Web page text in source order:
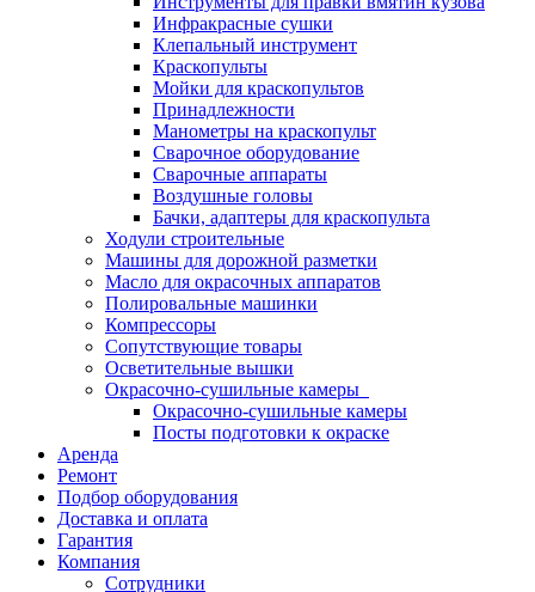
Инфракрасные сушки
Клепальный инструмент
Краскопульты
Мойки для краскопультов
Принадлежности
Манометры на краскопульт
Сварочное оборудование
Сварочные аппараты
Воздушные головы
Бачки, адаптеры для краскопульта
Ходули строительные
Машины для дорожной разметки
Масло для окрасочных аппаратов
Полировальные машинки
Компрессоры
Сопутствующие товары
Осветительные вышки
Окрасочно-сушильные камеры
Окрасочно-сушильные камеры
Посты подготовки к окраске
Аренда
Ремонт
Подбор оборудования
Доставка и оплата
Гарантия
Компания
Сотрудники